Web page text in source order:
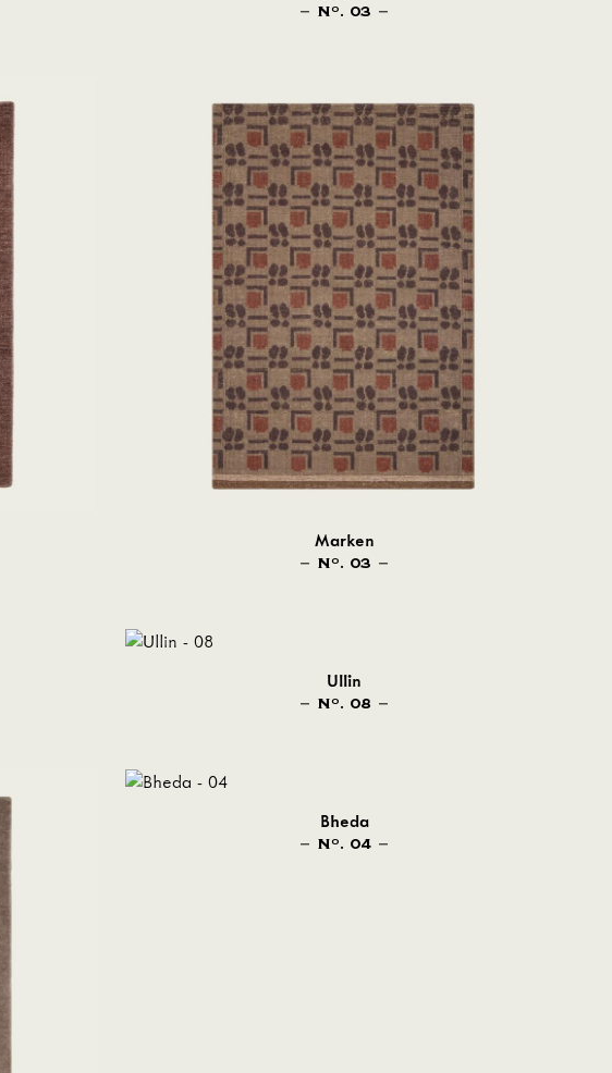
NO . 03
Marken
NO . 03
Ullin
NO . 08
Bheda
NO . 04